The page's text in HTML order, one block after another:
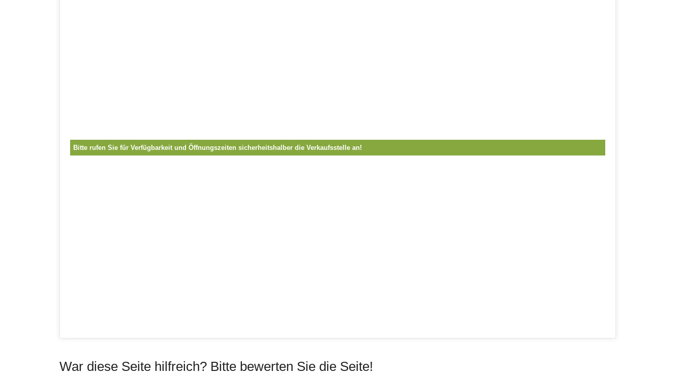
Bitte rufen Sie für Verfügbarkeit und Öffnungszeiten sicherheitshalber die Verkaufsstelle an!
War diese Seite hilfreich? Bitte bewerten Sie die Seite!